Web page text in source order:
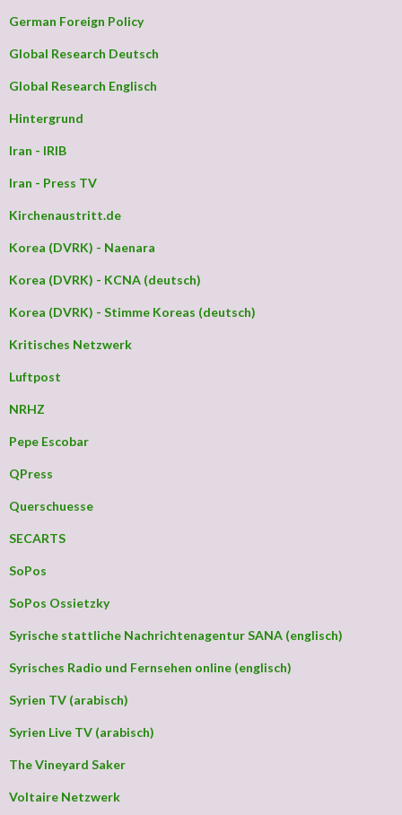
German Foreign Policy
Global Research Deutsch
Global Research Englisch
Hintergrund
Iran - IRIB
Iran - Press TV
Kirchenaustritt.de
Korea (DVRK) - Naenara
Korea (DVRK) - KCNA (deutsch)
Korea (DVRK) - Stimme Koreas (deutsch)
Kritisches Netzwerk
Luftpost
NRHZ
Pepe Escobar
QPress
Querschuesse
SECARTS
SoPos
SoPos Ossietzky
Syrische stattliche Nachrichtenagentur SANA (englisch)
Syrisches Radio und Fernsehen online (englisch)
Syrien TV (arabisch)
Syrien Live TV (arabisch)
The Vineyard Saker
Voltaire Netzwerk